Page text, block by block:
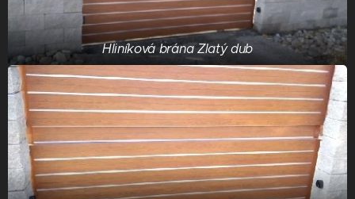
Hliníková brána Zlatý dub